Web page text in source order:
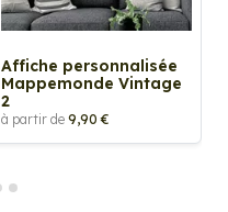
Affiche personnalisée
Mappemonde Vintage
2
à partir de 9,90 €